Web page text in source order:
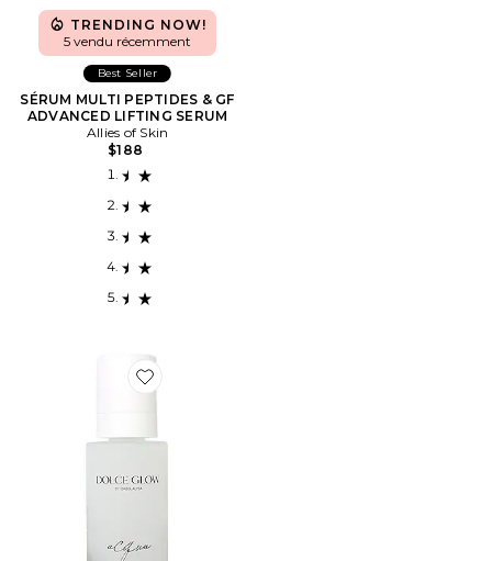
TRENDING NOW!
5 vendu récemment
Best Seller
SÉRUM MULTI PEPTIDES & GF
ADVANCED LIFTING SERUM
Allies of Skin
$188
Favorite EAU AUTO-BRONZANTE ACQUA